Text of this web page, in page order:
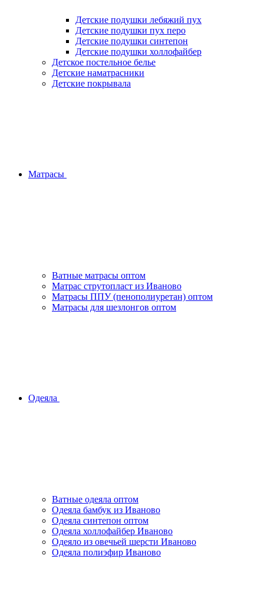
Детские подушки лебяжий пух
Детские подушки пух перо
Детские подушки синтепон
Детские подушки холлофайбер
Детское постельное белье
Детские наматрасники
Детские покрывала
Матрасы
Ватные матрасы оптом
Матрас струтопласт из Иваново
Матрасы ППУ (пенополиуретан) оптом
Матрасы для шезлонгов оптом
Одеяла
Ватные одеяла оптом
Одеяла бамбук из Иваново
Одеяла синтепон оптом
Одеяла холлофайбер Иваново
Одеяло из овечьей шерсти Иваново
Одеяла полиэфир Иваново